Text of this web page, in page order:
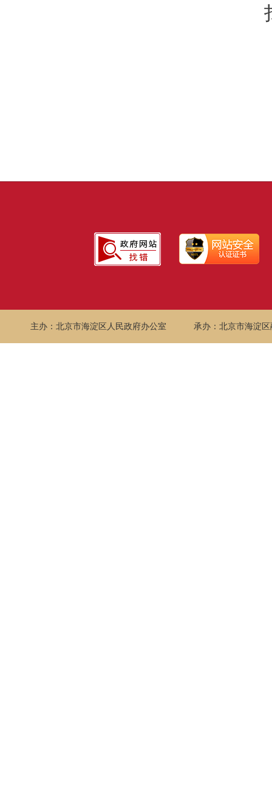
主办：北京市海淀区人民政府办公室 承办：北京市海淀